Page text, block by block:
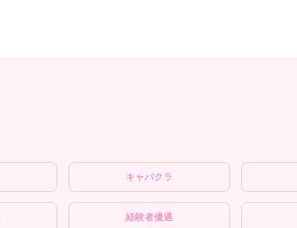
キャバクラ
経験者優遇